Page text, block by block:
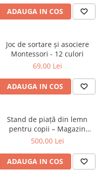
ADAUGA IN COS
Joc de sortare și asociere
Montessori - 12 culori
69,00 Lei
ADAUGA IN COS
Stand de piață din lemn
pentru copii – Magazin
educativ de joacă
500,00 Lei
ADAUGA IN COS